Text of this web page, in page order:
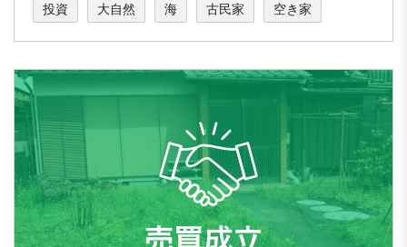
投資 大自然 海 古民家 空き家